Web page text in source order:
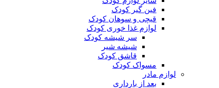
فین گیر کودک
قیچی و سوهان کودک
لوازم غذا خوری کودک
سر شیشه کودک
شیشه شیر
قاشق کودک
مسواک کودک
لوازم مادر
بعد از بارداری